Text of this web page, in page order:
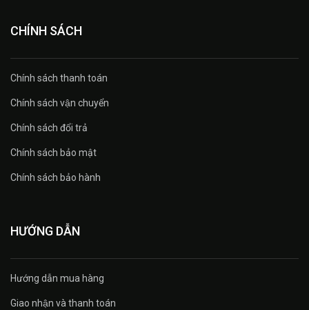
CHÍNH SÁCH
Chính sách thanh toán
Chính sách vận chuyển
Chính sách đổi trả
Chính sách bảo mật
Chính sách bảo hành
HƯỚNG DẪN
Hướng dẫn mua hàng
Giao nhận và thanh toán